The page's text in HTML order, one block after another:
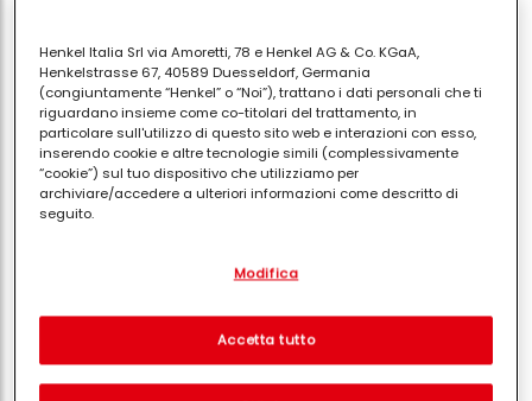
che hanno approfittato dalla geolocalizzazione
offerta dal gioco. In Bosnia, ha fatto scalpore il caso
di alcuni giocatori che per cercare Pikachu –
l’animaletto giallo più famoso del gruppo – sono
entratiin una zona ancora disseminata di mine
antiuomo, risalenti alla guerra del 1990. Sempre in
America – questa volta in Florida – due adolescenti
rischiato la vita perché un uomo li ha scambiati
per ladri e ha iniziato a sparare contro di loro.
Questi casi sono sicuramente isolati ed estremi:
Pokemon Go non va demonizzato ma - come ogni
Henkel Italia Srl via Amoretti, 78 e Henkel AG & Co. KGaA,
Henkelstrasse 67, 40589 Duesseldorf, Germania
(congiuntamente “Henkel” o “Noi”), trattano i dati personali che ti
riguardano insieme come co-titolari del trattamento, in
particolare sull'utilizzo di questo sito web e interazioni con esso,
inserendo cookie e altre tecnologie simili (complessivamente
“cookie”) sul tuo dispositivo che utilizziamo per
archiviare/accedere a ulteriori informazioni come descritto di
seguito.
separati o co-titolari come indicato nella nostra Informativa sulla
pixel, impronte digitali e tecnologie simili" utilizzeremo anche
cookie ed elaboreremo i dati relativi a te per
Modifica
Accetta tutto